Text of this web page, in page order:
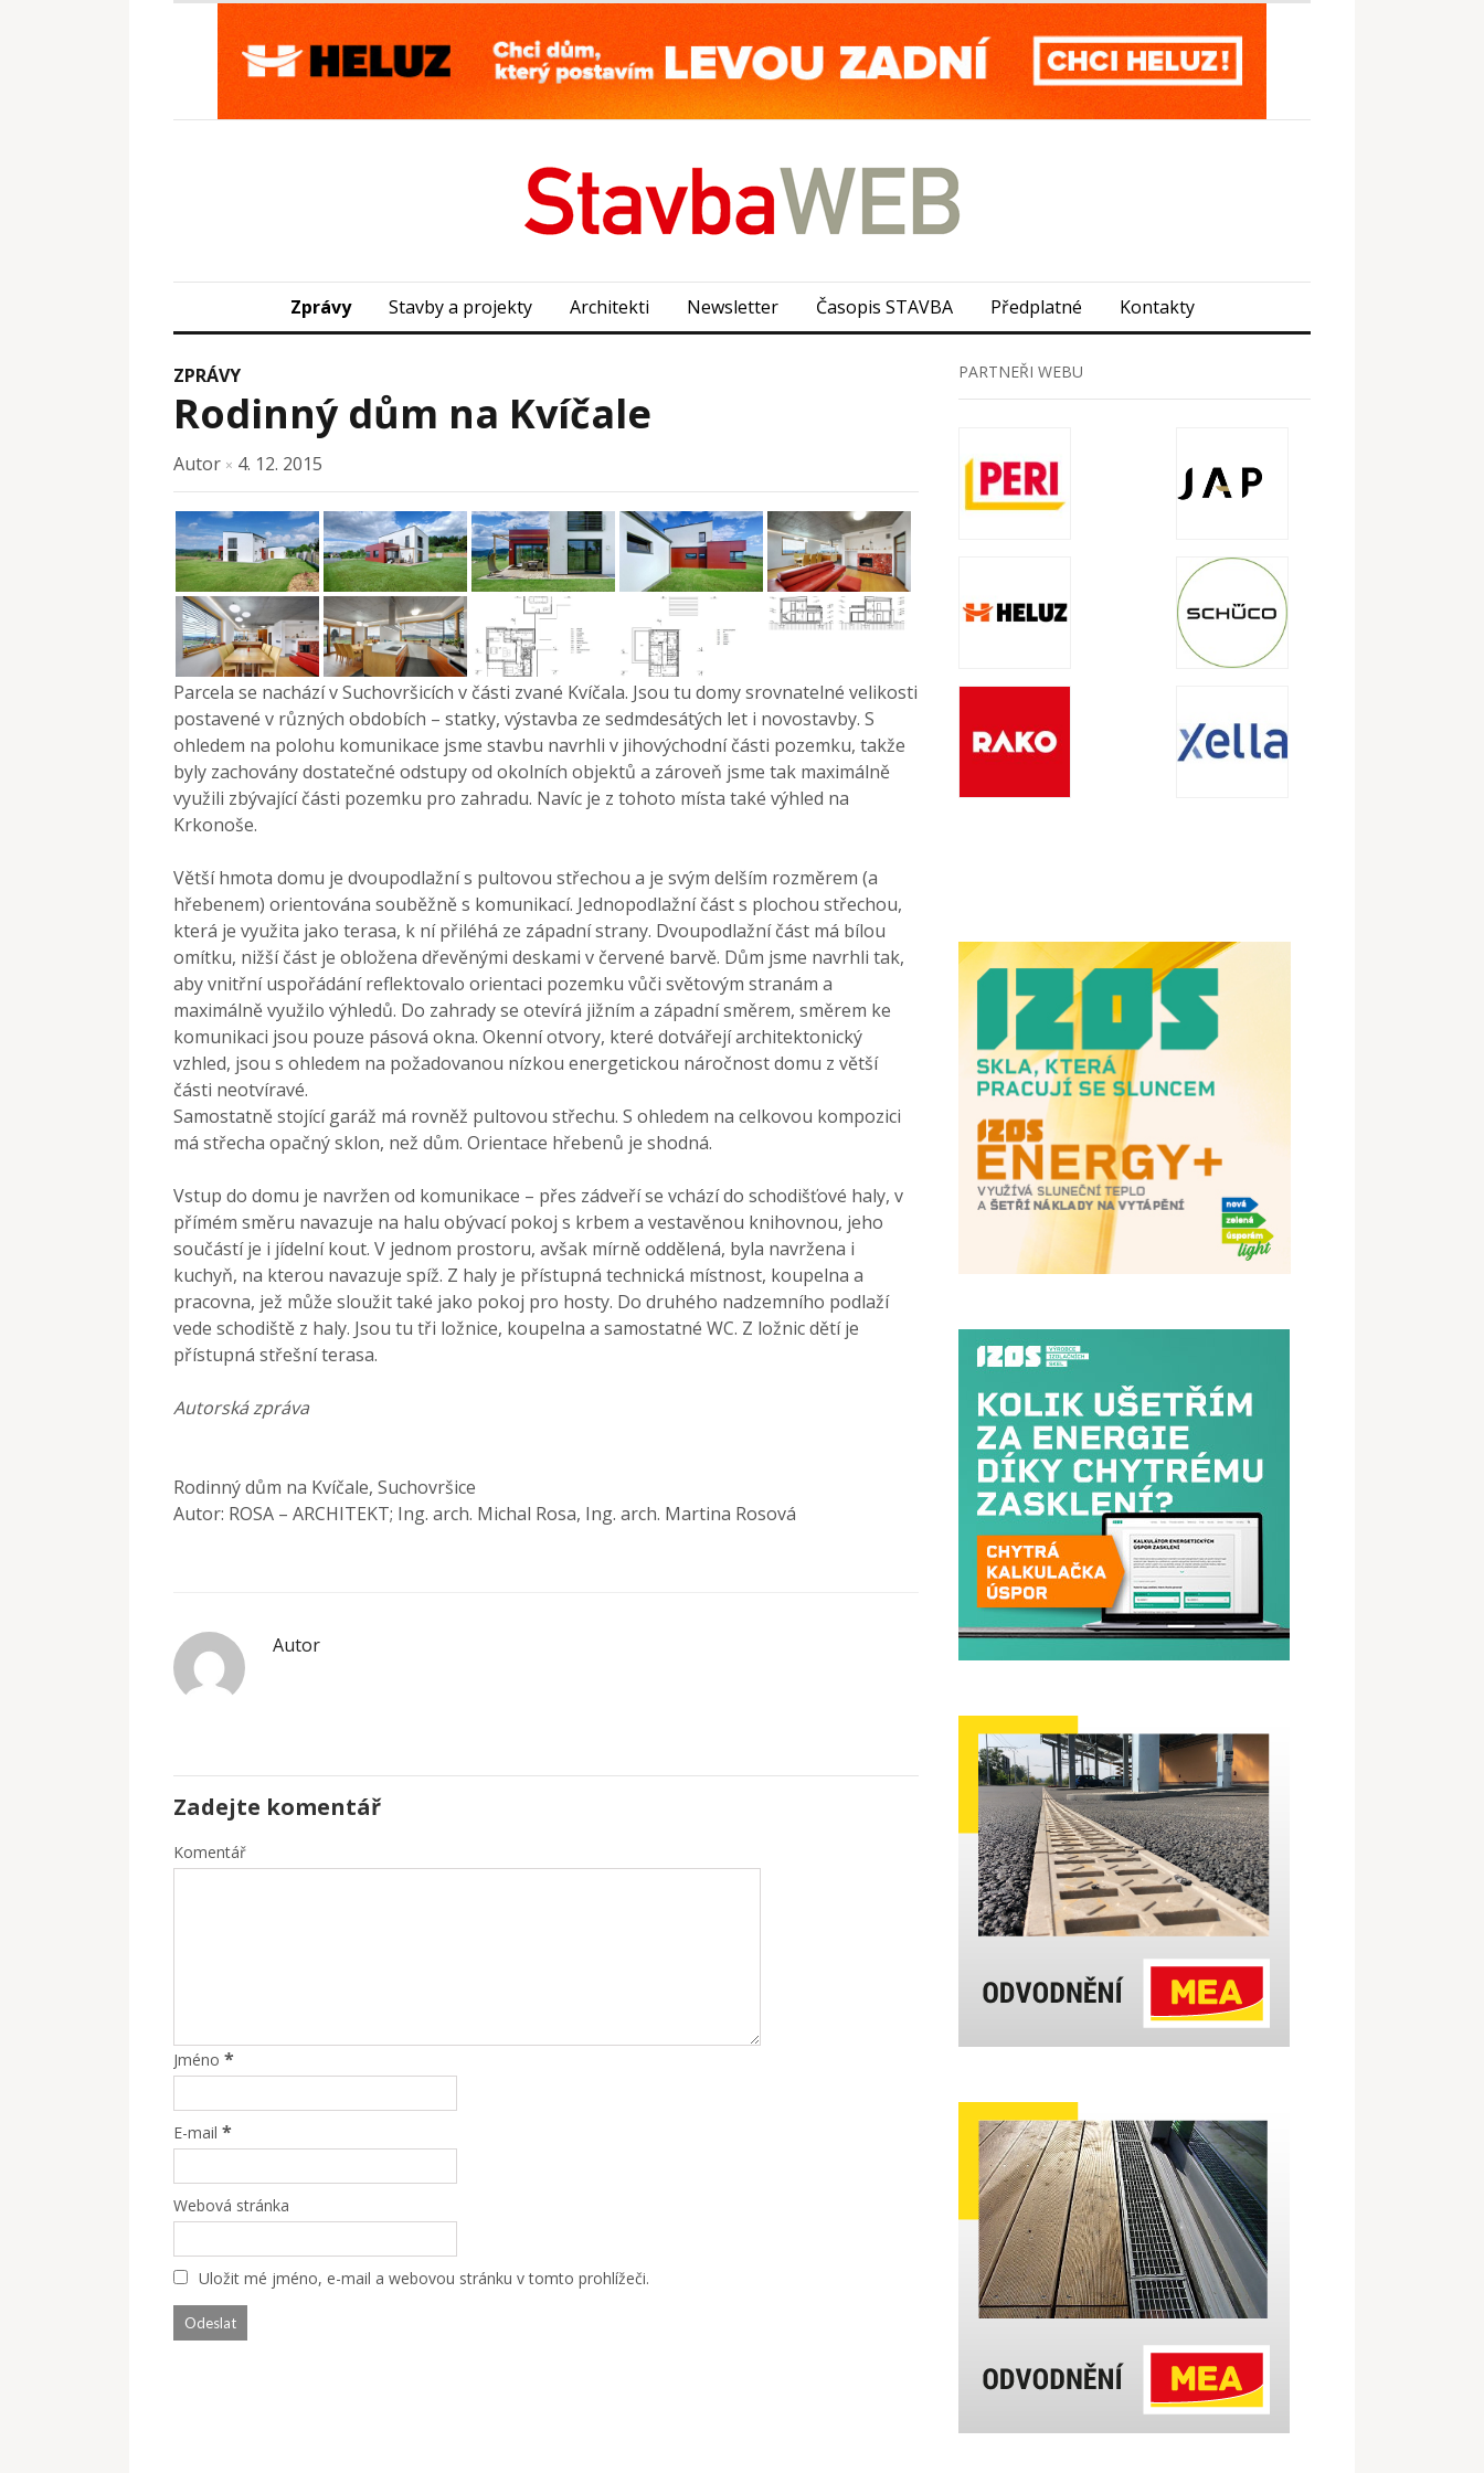
Zprávy Stavby a projekty Architekti Newsletter Časopis STAVBA Předplatné Kontakty
ZPRÁVY
Rodinný dům na Kvíčale
Autor × 4. 12. 2015
Parcela se nachází v Suchovršicích v části zvané Kvíčala. Jsou tu domy srovnatelné velikosti
postavené v různých obdobích – statky, výstavba ze sedmdesátých let i novostavby. S
ohledem na polohu komunikace jsme stavbu navrhli v jihovýchodní části pozemku, takže
byly zachovány dostatečné odstupy od okolních objektů a zároveň jsme tak maximálně
využili zbývající části pozemku pro zahradu. Navíc je z tohoto místa také výhled na
Krkonoše.
Větší hmota domu je dvoupodlažní s pultovou střechou a je svým delším rozměrem (a
hřebenem) orientována souběžně s komunikací. Jednopodlažní část s plochou střechou,
která je využita jako terasa, k ní přiléhá ze západní strany. Dvoupodlažní část má bílou
omítku, nižší část je obložena dřevěnými deskami v červené barvě. Dům jsme navrhli tak,
aby vnitřní uspořádání reflektovalo orientaci pozemku vůči světovým stranám a
maximálně využilo výhledů. Do zahrady se otevírá jižním a západní směrem, směrem ke
komunikaci jsou pouze pásová okna. Okenní otvory, které dotvářejí architektonický
vzhled, jsou s ohledem na požadovanou nízkou energetickou náročnost domu z větší
části neotvíravé.
Samostatně stojící garáž má rovněž pultovou střechu. S ohledem na celkovou kompozici
má střecha opačný sklon, než dům. Orientace hřebenů je shodná.
Vstup do domu je navržen od komunikace – přes zádveří se vchází do schodišťové haly, v
přímém směru navazuje na halu obývací pokoj s krbem a vestavěnou knihovnou, jeho
součástí je i jídelní kout. V jednom prostoru, avšak mírně oddělená, byla navržena i
kuchyň, na kterou navazuje spíž. Z haly je přístupná technická místnost, koupelna a
pracovna, jež může sloužit také jako pokoj pro hosty. Do druhého nadzemního podlaží
vede schodiště z haly. Jsou tu tři ložnice, koupelna a samostatné WC. Z ložnic dětí je
přístupná střešní terasa.
Autorská zpráva
Rodinný dům na Kvíčale, Suchovršice
Autor: ROSA – ARCHITEKT; Ing. arch. Michal Rosa, Ing. arch. Martina Rosová
Autor
Zadejte komentář
Komentář
Jméno *
E-mail *
Webová stránka
Uložit mé jméno, e-mail a webovou stránku v tomto prohlížeči.
PARTNEŘI WEBU